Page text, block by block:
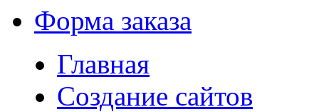
Форма заказа
Главная
Создание сайтов